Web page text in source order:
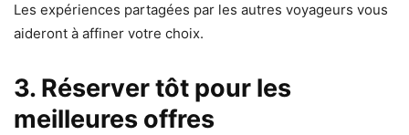
Les expériences partagées par les autres voyageurs vous
aideront à affiner votre choix.
3. Réserver tôt pour les
meilleures offres